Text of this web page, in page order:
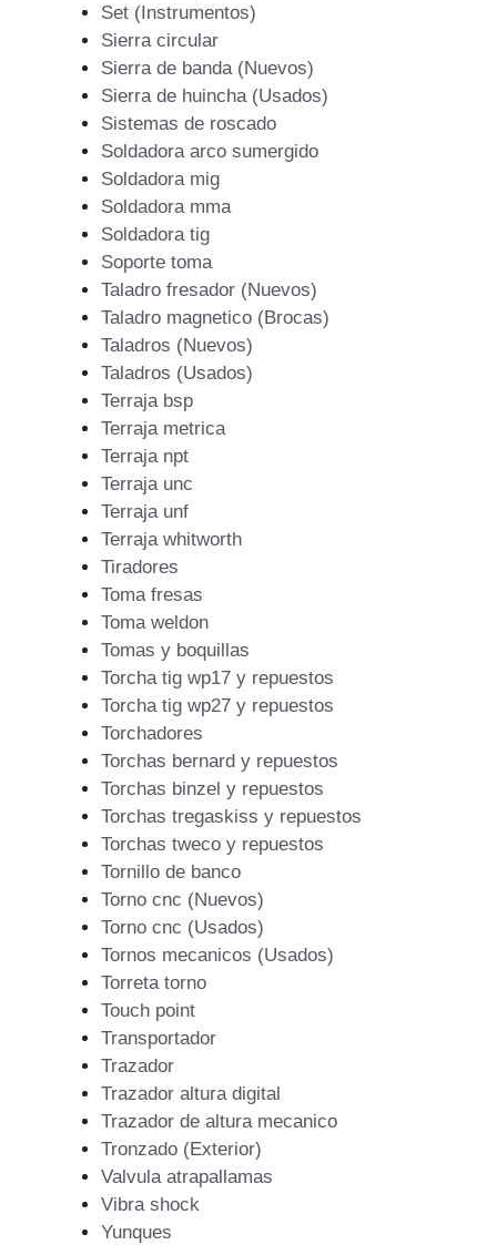
Set (Instrumentos)
Sierra circular
Sierra de banda (Nuevos)
Sierra de huincha (Usados)
Sistemas de roscado
Soldadora arco sumergido
Soldadora mig
Soldadora mma
Soldadora tig
Soporte toma
Taladro fresador (Nuevos)
Taladro magnetico (Brocas)
Taladros (Nuevos)
Taladros (Usados)
Terraja bsp
Terraja metrica
Terraja npt
Terraja unc
Terraja unf
Terraja whitworth
Tiradores
Toma fresas
Toma weldon
Tomas y boquillas
Torcha tig wp17 y repuestos
Torcha tig wp27 y repuestos
Torchadores
Torchas bernard y repuestos
Torchas binzel y repuestos
Torchas tregaskiss y repuestos
Torchas tweco y repuestos
Tornillo de banco
Torno cnc (Nuevos)
Torno cnc (Usados)
Tornos mecanicos (Usados)
Torreta torno
Touch point
Transportador
Trazador
Trazador altura digital
Trazador de altura mecanico
Tronzado (Exterior)
Valvula atrapallamas
Vibra shock
Yunques